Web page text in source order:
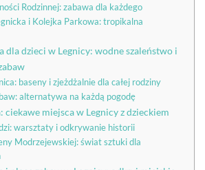
Rodzinnej: zabawa dla każdego
i Kolejka Parkowa: tropikalna
dla dzieci w Legnicy: wodne szaleństwo i
baseny i zjeżdżalnie dla całej rodziny
alternatywa na każdą pogodę
ciekawe miejsca w Legnicy z dzieckiem
warsztaty i odkrywanie historii
Modrzejewskiej: świat sztuki dla